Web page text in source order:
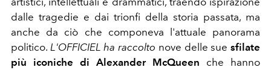
dalle tragedie e dai trionfi della storia passata, ma
anche da ciò che componeva l'attuale panorama
politico. L'OFFICIEL ha raccolto nove delle suesfilate
più iconiche di Alexander McQueen che hanno